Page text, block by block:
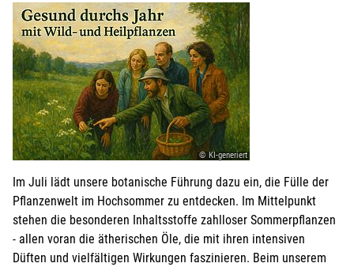
© KI-generiert
Im Juli lädt unsere botanische Führung dazu ein, die Fülle der
Pflanzenwelt im Hochsommer zu entdecken. Im Mittelpunkt
stehen die besonderen Inhaltsstoffe zahlloser Sommerpflanzen
- allen voran die ätherischen Öle, die mit ihren intensiven
Düften und vielfältigen Wirkungen faszinieren. Beim unserem